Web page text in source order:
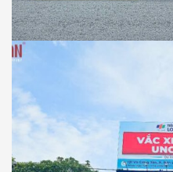
Thiết Kế Thi Công
Long Châu Tại Xã